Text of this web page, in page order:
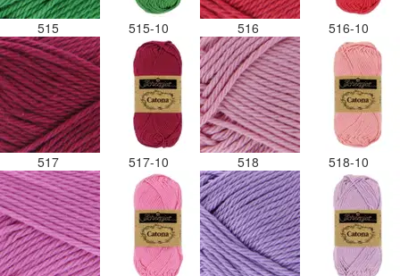
515 515-10 516 516-10
517 517-10 518 518-10